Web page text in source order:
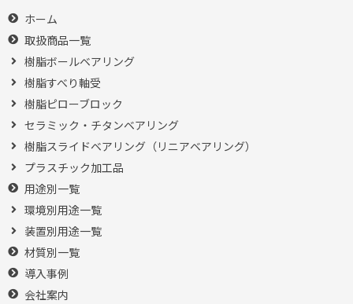
ホーム
取扱商品一覧
樹脂ボールベアリング
樹脂すべり軸受
樹脂ピローブロック
セラミック・チタンベアリング
樹脂スライドベアリング（リニアベアリング）
プラスチック加工品
用途別一覧
環境別用途一覧
装置別用途一覧
材質別一覧
導入事例
会社案内